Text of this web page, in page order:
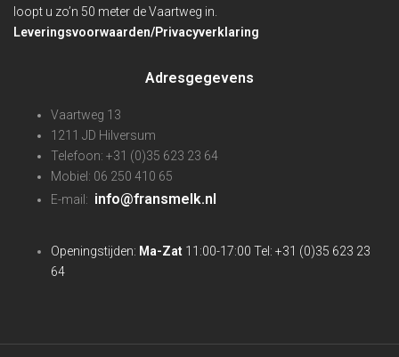
loopt u zo’n 50 meter de Vaartweg in.
Leveringsvoorwaarden/Privacyverklaring
Adresgegevens
Vaartweg 13
1211 JD Hilversum
Telefoon: +31 (0)35 623 23 64
Mobiel: 06 250 410 65
E-mail: info@fransmelk.nl
Openingstijden: Ma-Zat 11:00-17:00 Tel: +31 (0)35 623 23
64